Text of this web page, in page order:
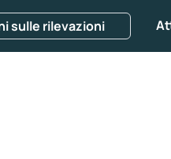
sulle rilevazioni